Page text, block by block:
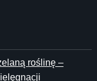
roślinę –